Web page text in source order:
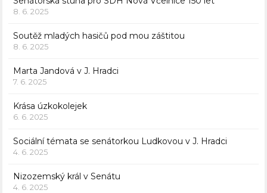
8. 6. 2025
Soutěž mladých hasičů pod mou záštitou
8. 6. 2025
Marta Jandová v J. Hradci
7. 6. 2025
Krása úzkokolejek
6. 6. 2025
Sociální témata se senátorkou Ludkovou v J. Hradci
4. 6. 2025
Nizozemský král v Senátu
4. 6. 2025